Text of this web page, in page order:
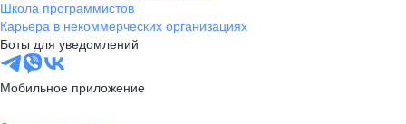
Школа программистов
Карьера в некоммерческих организациях
Боты для уведомлений
Мобильное приложение